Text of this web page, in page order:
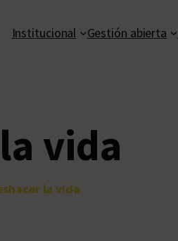
Institucional Gestión abierta
vida
la vida